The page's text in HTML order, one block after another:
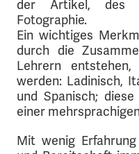
der Artikel, des
Fotographie.
Ein wichtiges
durch die
Lehrern
werden: Ladinisch,
und Spanisch;
einer
Mit wenig